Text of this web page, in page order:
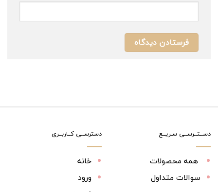
دســتــرســی سـریــع
همه محصولات
سوالات متداول
دسترســی کــاربــری
خانه
ورود